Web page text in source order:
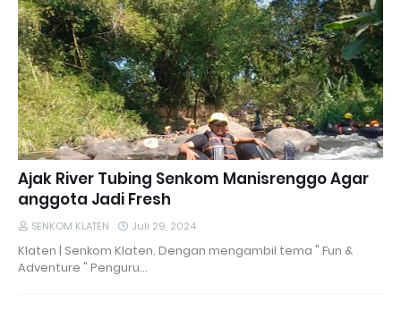
Ajak River Tubing Senkom Manisrenggo Agar
anggota Jadi Fresh
SENKOM KLATEN Juli 29, 2024
Klaten | Senkom Klaten. Dengan mengambil tema " Fun &
Adventure " Penguru…